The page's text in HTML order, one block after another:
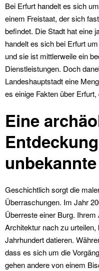
Bei Erfurt handelt es sich
einem Freistaat, der sich
befindet. Die Stadt hat eine
handelt es sich bei Erfurt
und sie ist mittlerweile ein
Dienstleistungen. Doch
Landeshauptstadt eine
es einige Fakten über
Eine
Geschichtlich sorgt die
Überraschungen. Im Jahr
Überreste einer Burg.
Architektur nach zu
Jahrhundert datieren.
dass es sich um die
gehen andere von einem